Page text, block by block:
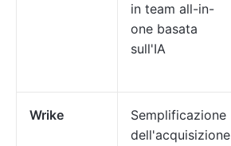
in team all-in-
one basata
sull'IA
Wrike
Semplificazione
dell'acquisizione